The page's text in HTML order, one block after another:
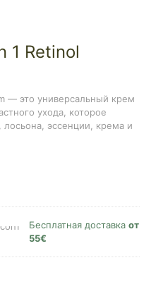
1 Retinol
— это универсальный крем
ухода, которое
эссенции, крема и
Бесплатная доставка от
55€